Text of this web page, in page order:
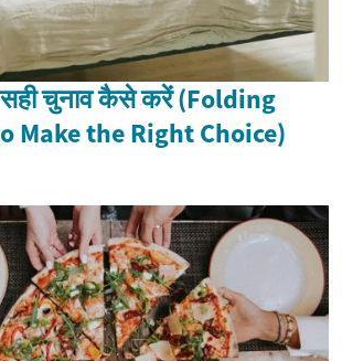
चुनाव कैसे करें (Folding
Make the Right Choice)